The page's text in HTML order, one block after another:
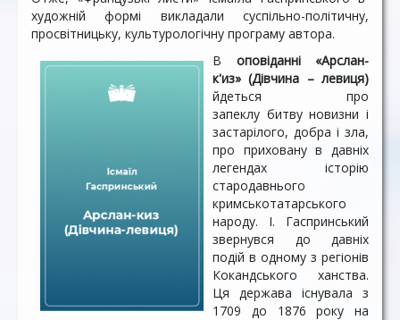
художній формі викладали суспільно-політичну,
просвітницьку, культурологічну програму автора.
В оповіданні «Арслан-
к'из» (Дівчина – левиця)
йдеться про
запеклу битву новизни і
застарілого, добра і зла,
про приховану в давніх
легендах історію
стародавнього
кримськотатарського
народу. І. Гаспринський
звернувся до давніх
подій в одному з регіонів
Кокандського ханства.
Ця держава існувала з
1709 до 1876 року на